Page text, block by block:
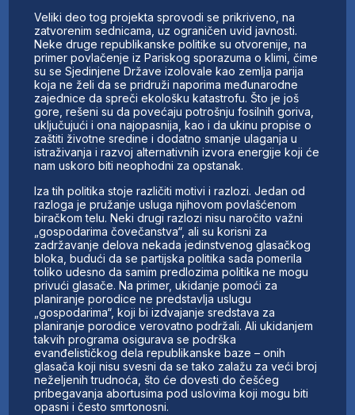
Veliki deo tog projekta sprovodi se prikriveno, na
zatvorenim sednicama, uz ograničen uvid javnosti.
Neke druge republikanske politike su otvorenije, na
primer povlačenje iz Pariskog sporazuma o klimi, čime
su se Sjedinjene Države izolovale kao zemlja parija
koja ne želi da se pridruži naporima međunarodne
zajednice da spreči ekološku katastrofu. Što je još
gore, rešeni su da povećaju potrošnju fosilnih goriva,
uključujući i ona najopasnija, kao i da ukinu propise o
zaštiti životne sredine i dodatno smanje ulaganja u
istraživanja i razvoj alternativnih izvora energije koji će
nam uskoro biti neophodni za opstanak.
Iza tih politika stoje različiti motivi i razlozi. Jedan od
razloga je pružanje usluga njihovom povlašćenom
biračkom telu. Neki drugi razlozi nisu naročito važni
„gospodarima čovečanstva“, ali su korisni za
zadržavanje delova nekada jedinstvenog glasačkog
bloka, budući da se partijska politika sada pomerila
toliko udesno da samim predlozima politika ne mogu
privući glasače. Na primer, ukidanje pomoći za
planiranje porodice ne predstavlja uslugu
„gospodarima“, koji bi izdvajanje sredstava za
planiranje porodice verovatno podržali. Ali ukidanjem
takvih programa osigurava se podrška
evanđelističkog dela republikanske baze – onih
glasača koji nisu svesni da se tako zalažu za veći broj
neželjenih trudnoća, što će dovesti do češćeg
pribegavanja abortusima pod uslovima koji mogu biti
opasni i često smrtonosni.